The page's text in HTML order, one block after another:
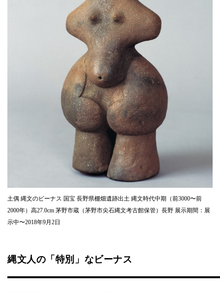
土偶 縄文のビーナス 国宝 長野県棚畑遺跡出土 縄文時代中期（前3000〜前
2000年）高27.0cm 茅野市蔵（茅野市尖石縄文考古館保管）長野 展示期間：展
示中〜2018年9月2日
縄文人の「特別」なビーナス